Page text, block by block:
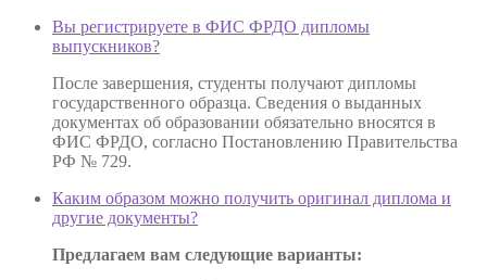
Вы регистрируете в ФИС ФРДО дипломы
выпускников?
После завершения, студенты получают дипломы
государственного образца. Сведения о выданных
документах об образовании обязательно вносятся в
ФИС ФРДО, согласно Постановлению Правительства
РФ № 729.
Каким образом можно получить оригинал диплома и
другие документы?
Предлагаем вам следующие варианты: